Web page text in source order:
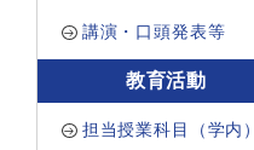
講演・口頭発表等
教育活動
担当授業科目（学内）